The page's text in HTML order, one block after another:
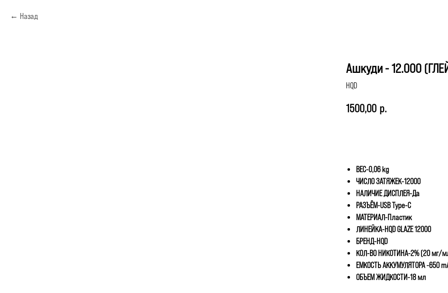
Назад
Ашкуди - 12.000
HQD
1500,00 р.
ВЕС-0,06 kg
ЧИСЛО ЗАТЯЖЕК-12000
НАЛИЧИЕ ДИСПЛЕЯ-Да
РАЗЪЁМ-USB Type-C
МАТЕРИАЛ-Пластик
ЛИНЕЙКА-HQD GLAZE 12000
БРЕНД-HQD
КОЛ-ВО НИКОТИНА-2% (20 мг/
ЕМКОСТЬ АККУМУЛЯТОРА -650
ОБЪЕМ ЖИДКОСТИ-18 мл